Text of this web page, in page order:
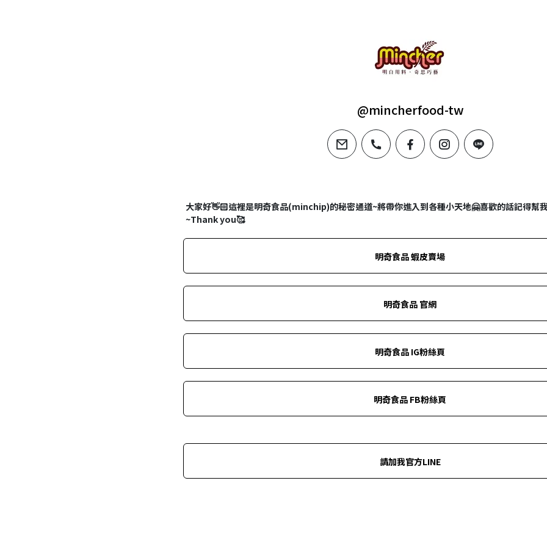
@mincherfood-tw
email phone facebookinstagram
line
大家好👋🏻這裡是明奇食品(minchip)的秘密通道~將帶你進入到各種小天地🤗喜歡的話記得幫
~Thank you🥰
明奇食品 蝦皮賣場
明奇食品 官網
明奇食品 IG粉絲頁
明奇食品 FB粉絲頁
請加我官方LINE